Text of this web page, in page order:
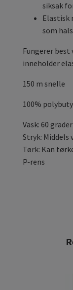
siksak
Elastisk
som
Fungerer best
inneholder
150 m snelle
100%
Vask: 60 grader
Stryk: Middels
Tørk: Kan
P-rens